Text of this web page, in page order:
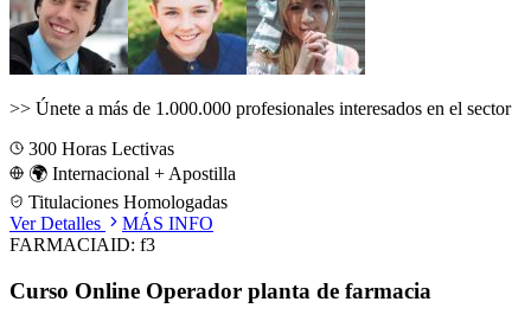
>> Únete a más de 1.000.000 profesionales interesados en el sector
300 Horas Lectivas
🌍 Internacional + Apostilla
Titulaciones Homologadas
Ver Detalles
MÁS INFO
FARMACIAID: f3
Curso Online Operador planta de farmacia